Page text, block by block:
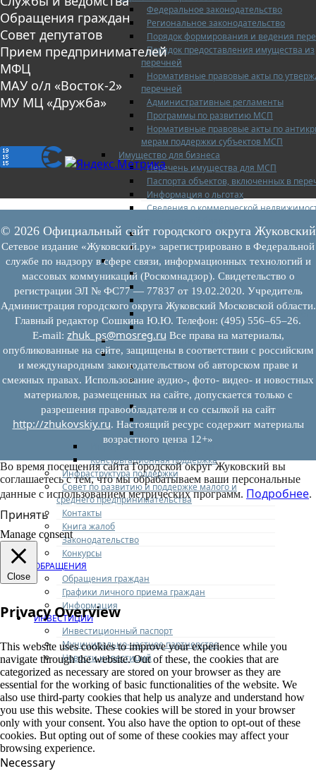
Федеральное законодательство
Региональное законодательство
Порядок формирования и ведения
Порядок предоставления имущества из
перечней
Нормативные правовые акты по
перечней
Административные регламенты
Программы по развитию МСП
Нормативные правовые акты по
мерам поддержки субъектов МСП
Имущество для бизнеса
Перечень имущества для МСП
Паспорта объектов, включенных в
Информация о льготах
Сведения о коммерческой
Сведения о проводимых торгах
Инвестиционная карта Московской
Коллегиальный орган
Регламентирующие документы
График заседаний
Протоколы заседаний
Отчеты о деятельности
Иные документы
Материалы Корпорации МСП
Вопрос-ответ
Общие вопросы
Наполнение и актуализация перечней
имущества
Предоставление имущества
Выкуп имущества
Прочие
Информационная поддержка
Консультационная поддержка
Инфраструктура поддержки
Совет по развитию и поддержке малого и
среднего предпринимательства
Контакты
Книга жалоб
Законодательство
Конкурсы
ОБРАЩЕНИЯ
Обращения граждан
Графики личного приема граждан
Информация
ИНВЕСТИЦИИ
Инвестиционный паспорт
Муниципально-частное партнерство
Новости инвестиций
Обращения граждан
Совет депутатов
Прием предпринимателей
МФЦ
МАУ о/л «Восток-2»
МУ МЦ «Дружба»
© 2026 Официальный сайт городского округа Жуковский
Сетевое издание «Жуковский.ру» зарегистрировано в Федеральной
службе по надзору в сфере связи, информационных технологий и
массовых коммуникаций (Роскомнадзор). Свидетельство о
регистрации ЭЛ № ФС77 — 77837 от 19.02.2020. Учредитель
Администрация городского округа Жуковский Московской области.
Главный редактор Сошкина Ю.Ю. Телефон: (495) 556–65–26.
E‑mail: zhuk_ps@mosreg.ru Все права на материалы,
опубликованные на сайте, защищены в соответствии с российским
и международным законодательством об авторском праве и
смежных правах. Использование аудио-, фото- видео- и новостных
материалов, размещенных на сайте, допускается только с
разрешения правообладателя и со ссылкой на сайт
http://zhukovskiy.ru. Настоящий ресурс содержит материалы
возрастного ценза 12+»
Во время посещения сайта Городской округ Жуковский вы
соглашаетесь с тем, что мы обрабатываем ваши персональные
данные с использованием метрических программ. Подробнее.
Принять
Manage consent
Close
Privacy Overview
This website uses cookies to improve your experience while you
navigate through the website. Out of these, the cookies that are
categorized as necessary are stored on your browser as they are
essential for the working of basic functionalities of the website. We
also use third-party cookies that help us analyze and understand how
you use this website. These cookies will be stored in your browser
only with your consent. You also have the option to opt-out of these
cookies. But opting out of some of these cookies may affect your
browsing experience.
Necessary